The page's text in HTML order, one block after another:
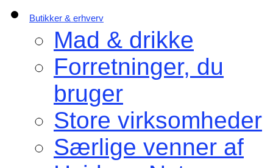
Butikker & erhverv
Mad & drikke
Forretninger, du
bruger
Store virksomheder
Særlige venner af